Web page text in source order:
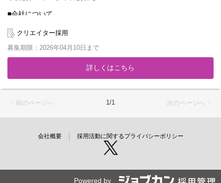
■会社について
年に設立。累計1,600万DL突破のマンガアプリ『GANMA!』や、ハ
イエンドアニメ制作スタジオ『Qzil.la』を展開し、時代に合わせた
モノづくりを続けています。
2020年からはYouTubeアニメ事業を本格始動。登録者数110万人
用や新規チャンネルの立ち上げに携わってくださる新たな仲間を
募集します。
テンツ制作をご担当いただきます。単に物語を書くだけでなく、
視聴者の反応を分析し、トレンドを捉えた「ヒットするコンテン
ツ」をチームで作り上げることがミッションです。
【担当業務】
・担当チャンネルのコンテンツ企画、ネタ出し
クリエイター採用
募集期限：2026年04月10日まで
詳しくはこちら
〈 前のページへ 1/1 次のページへ 〉
会社概要 採用活動に関するプライバシーポリシー
Powered by